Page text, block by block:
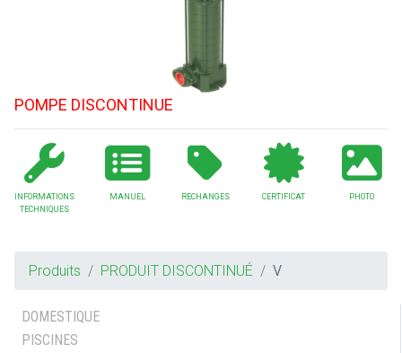
POMPE DISCONTINUE
INFORMATIONS
TECHNIQUES
MANUEL RECHANGES CERTIFICAT PHOTO
Produits PRODUIT DISCONTINUÉ V
DOMESTIQUE
PISCINES